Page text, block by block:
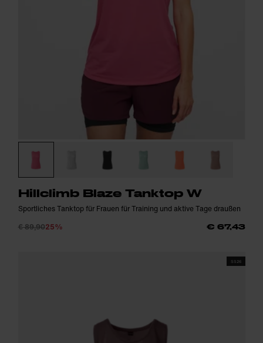
Hillclimb Blaze Tanktop W
Sportliches Tanktop für Frauen für Training und aktive Tage draußen
€ 89,9025% € 67,43
SS26